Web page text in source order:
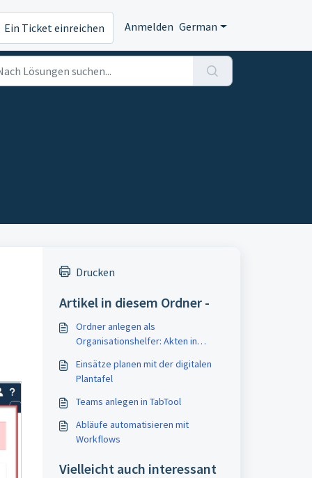
Ein Ticket einreichen Anmelden German
Drucken
Artikel in diesem Ordner -
Ordner anlegen als
Organisationshelfer: Akten in
Einsätze planen mit der digitalen
Plantafel
Teams anlegen in TabTool
Abläufe automatisieren mit
Workflows
Vielleicht auch interessant